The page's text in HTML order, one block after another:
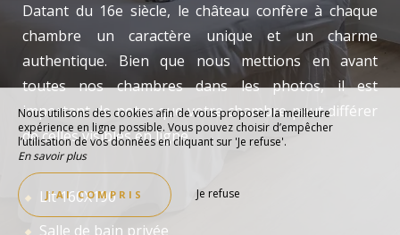
Datant du 16e siècle, le château confère à chaque
chambre un caractère unique et un charme
authentique. Bien que nous mettions en avant
toutes nos chambres dans les photos, il est
important de noter que votre chambre peut différer
de celles visibles en ligne.
Lit 160X190
Salle de bain privée
Nous utilisons des cookies afin de vous proposer la meilleure
expérience en ligne possible. Vous pouvez choisir d’empêcher
l’utilisation de vos données en cliquant sur 'Je refuse'.
En savoir plus
J’AI COMPRIS Je refuse